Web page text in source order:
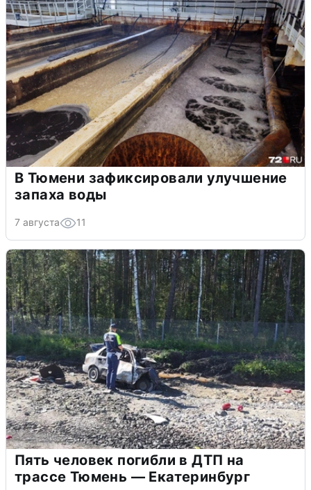
В Тюмени зафиксировали улучшение
запаха воды
7 августа 11
Пять человек погибли в ДТП на
трассе Тюмень — Екатеринбург